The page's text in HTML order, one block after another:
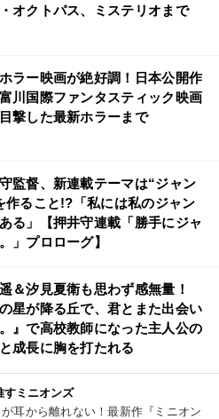
オクトパス、ミステリオまで
ラー映画が絶好調！日本公開作
川国際ファンタスティック映画
撃した最新ホラーまで
監督、新連載テーマは“ジャン
作ること!?「私には私のジャン
る」【押井守連載「勝手にジャ
」プロローグ】
＆汐見夏衛も思わず感無量！
の星が降る丘で、君とまた出会い
』で高校教師になった主人公の
成長に胸を打たれる
すミニオンズ
耳から離れない！最新作『ミニオン